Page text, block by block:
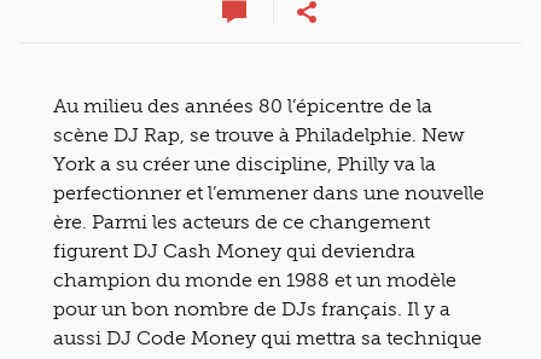
Au milieu des années 80 l’épicentre de la
scène DJ Rap, se trouve à Philadelphie. New
York a su créer une discipline, Philly va la
perfectionner et l’emmener dans une nouvelle
ère. Parmi les acteurs de ce changement
figurent DJ Cash Money qui deviendra
champion du monde en 1988 et un modèle
pour un bon nombre de DJs français. Il y a
aussi DJ Code Money qui mettra sa technique